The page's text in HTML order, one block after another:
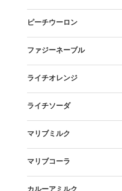
ピーチウーロン
ファジーネーブル
ライチオレンジ
ライチソーダ
マリブミルク
マリブコーラ
カルーアミルク